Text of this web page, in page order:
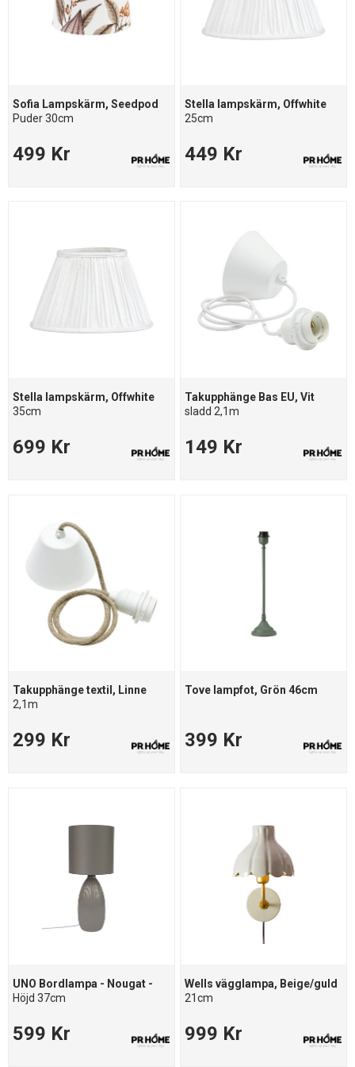
Sofia Lampskärm, Seedpod
Puder 30cm
499 Kr
Stella lampskärm, Offwhite
25cm
449 Kr
Stella lampskärm, Offwhite
35cm
699 Kr
Takupphänge Bas EU, Vit
sladd 2,1m
149 Kr
Takupphänge textil, Linne
2,1m
299 Kr
Tove lampfot, Grön 46cm
399 Kr
UNO Bordlampa - Nougat -
Höjd 37cm
599 Kr
Wells vägglampa, Beige/guld
21cm
999 Kr